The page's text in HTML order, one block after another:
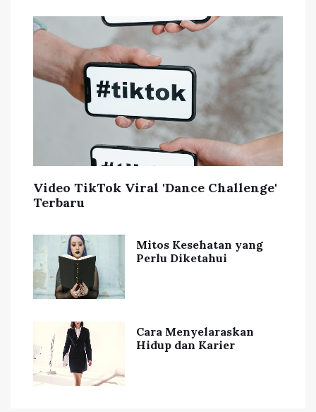
Video TikTok Viral 'Dance Challenge'
Terbaru
Mitos Kesehatan yang
Perlu Diketahui
Cara Menyelaraskan
Hidup dan Karier